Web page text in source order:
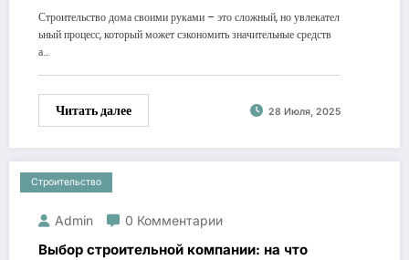
Строительство дома своими руками – это сложный, но увлекател
ьный процесс, который может сэкономить значительные средств
а…
Читать далее 28 Июля, 2025
Строительство
Admin 0 Комментарии
Выбор строительной компании: на что